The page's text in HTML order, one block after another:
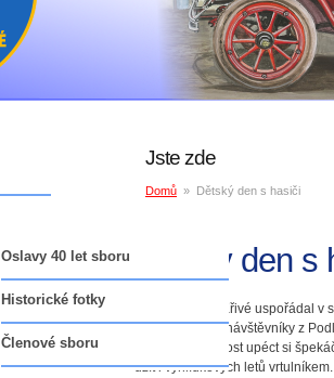
Oslavy 40 let sboru
Vedoucí funkcionáři sboru
Historické fotky
Členové sboru
Jste zde
Domů » Dětský den s hasiči
Dětský den s
SDH Podlesí - Křivé uspořádal
přilákalo nejen návštěvníky z
Děti měly možnost upéct si
užít i vyhlídkových letů vrtulníkem.